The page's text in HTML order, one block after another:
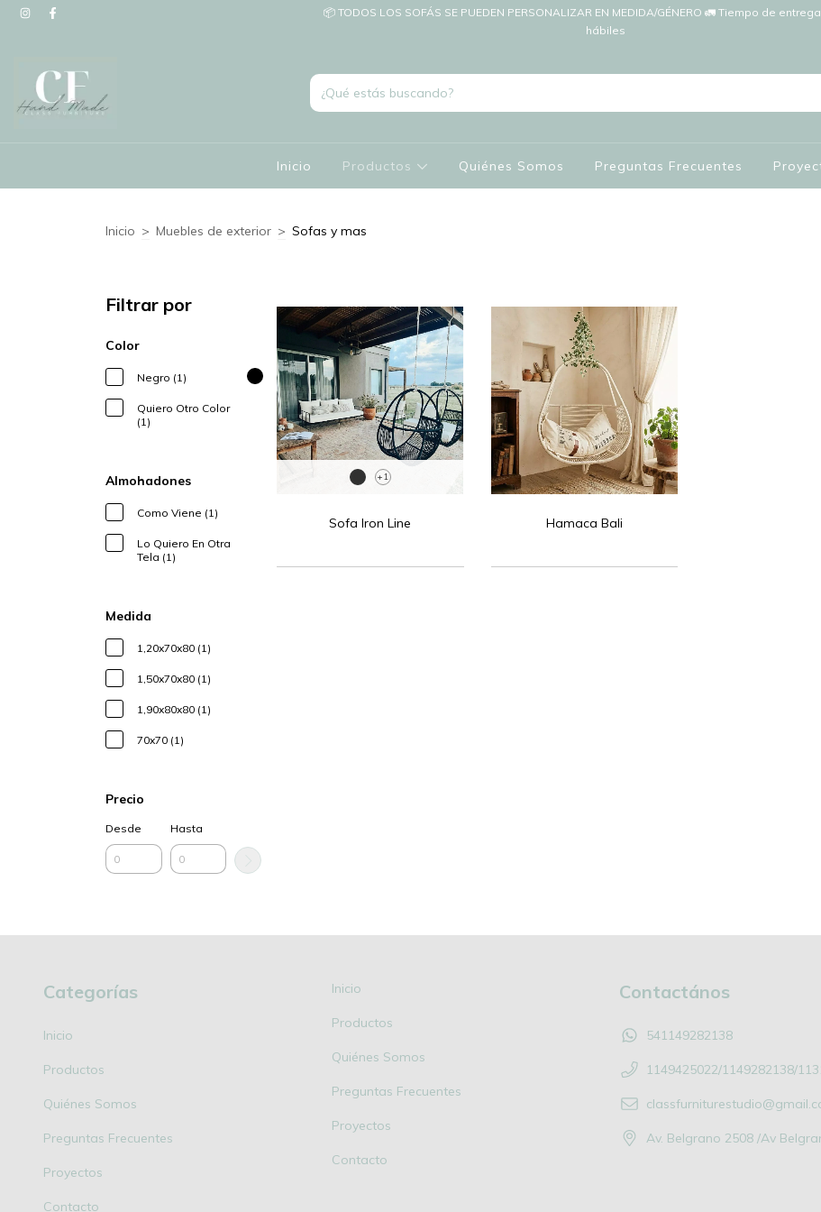
📦 TODOS LOS SOFÁS SE PUEDEN PERSONALIZAR EN MEDIDA/GÉNERO 🚛 Tiempo de
hábiles
Inicio Productos Quiénes Somos Preguntas Frecuentes
Inicio > Muebles de exterior > Sofas y mas
Filtrar por
Color
Negro (1)
Quiero Otro Color
(1)
Almohadones
Como Viene (1)
Lo Quiero En Otra
Tela (1)
Medida
1,20x70x80 (1)
1,50x70x80 (1)
1,90x80x80 (1)
70x70 (1)
Precio
Desde Hasta
+1
Sofa Iron Line Hamaca Bali
Categorías
Inicio
Productos
Quiénes Somos
Preguntas Frecuentes
Proyectos
Contacto
Inicio
Productos
Quiénes Somos
Preguntas Frecuentes
Proyectos
Contacto
Contactános
541149282138
1149425022/1149282138/
Av. Belgrano 2508 /Av